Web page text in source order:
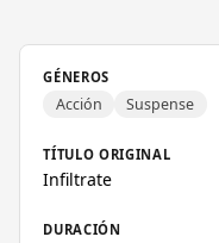
GÉNEROS
Acción Suspense
TÍTULO ORIGINAL
Infiltrate
DURACIÓN